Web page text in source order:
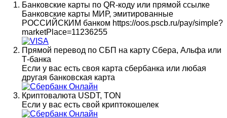
Банковские карты по QR-коду или прямой ссылке
Банковские карты МИР, эмитированные
РОССИЙСКИМ банком https://oos.pscb.ru/pay/simple?
marketPlace=11236255
Прямой перевод по СБП на карту Сбера, Альфа или
Т-банка
Если у вас есть своя карта сбербанка или любая
другая банковская карта
Криптовалюта USDT, TON
Если у вас есть свой криптокошелек